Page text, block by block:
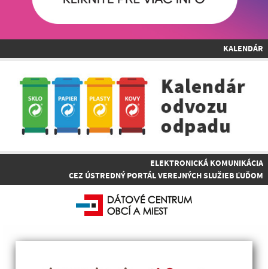
KALENDÁR
ELEKTRONICKÁ KOMUNIKÁCIA
CEZ ÚSTREDNÝ PORTÁL VEREJNÝCH SLUŽIEB ĽUĎOM